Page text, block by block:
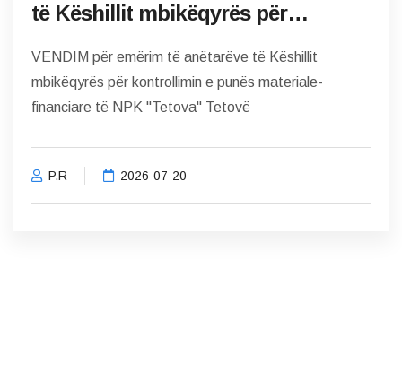
të Këshillit mbikëqyrës për
financiare të NPK "Tetova" Tetovë
VENDIM për emërim të anëtarëve të Këshillit
mbikëqyrës për kontrollimin e punës materiale-
financiare të NPK "Tetova" Tetovë
P.R 2026-07-20